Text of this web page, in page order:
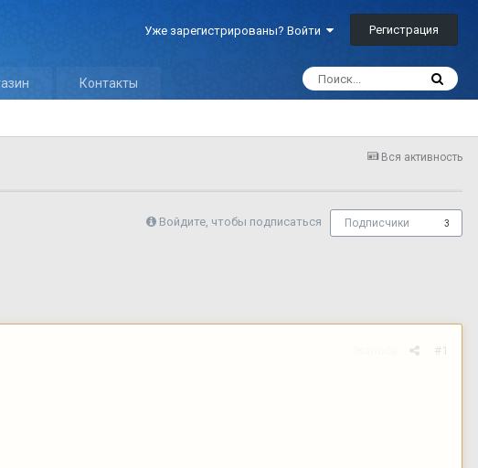
Уже зарегистрированы? Войти Регистрация
Контакты
Вся активность
Войдите, чтобы подписаться Подписчики 3
#1